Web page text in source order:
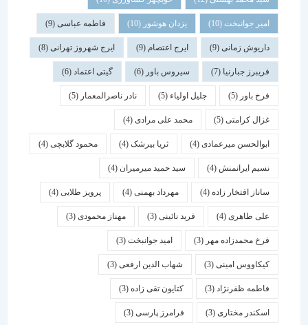
امیر جوانبخت(10) یزدان هوشور(10) فاطمه عباسی(9)
داریوش زمانی(9) ایرج اعتصام(9) ایرج شهروز تهرانی(8)
فریبرز جبارنیا(7) سیروس باور(6) گیتی اعتماد(6)
فرخ باور(5) جلیل اولیاء(5) نادر ناصرالمعمار (5)
غزال کرامتی(5) محمد علی مرادی(4)
ابوالحسن میرعمادی(4) ثریا بیرشک(4) محمود گلابچی(4)
نسیم ایرانمنش(4) سید حمید میرمیران(4)
ساناز افتخار زاده(4) مهرداد بهمنی (4) پرویز طلایی(4)
علی طاهری(4) فرید نائینی(3) مهناز محمودی(3)
فرخ محمدزاده مهر(3) امید جوانبخت(3)
کیکاووس امینی(3) شهاب الدین ارفعی(3)
فاطمه ظفرنژاد(3) کتایون تقی زاده(3)
اسكندر مختاری (3) فرامرز پارسی(3)